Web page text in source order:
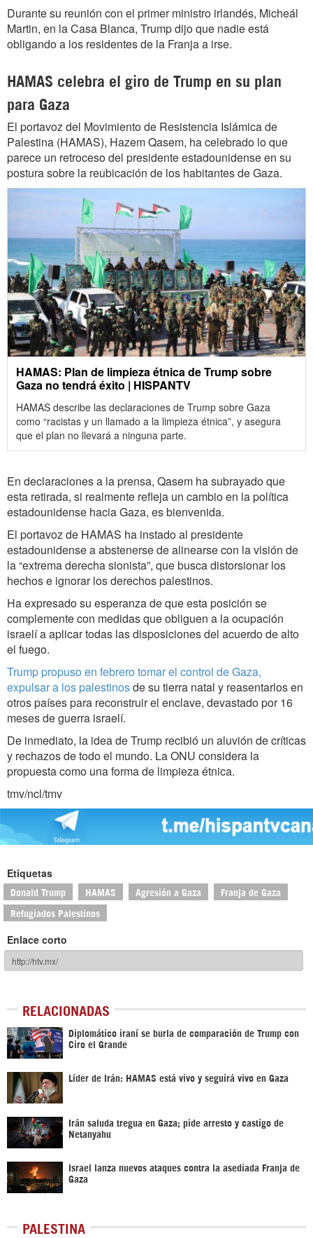
Durante su reunión con el primer ministro irlandés, Micheál
Martin, en la Casa Blanca, Trump dijo que nadie está
obligando a los residentes de la Franja a irse.
HAMAS celebra el giro de Trump en su plan
para Gaza
El portavoz del Movimiento de Resistencia Islámica de
Palestina (HAMAS), Hazem Qasem, ha celebrado lo que
parece un retroceso del presidente estadounidense en su
postura sobre la reubicación de los habitantes de Gaza.
HAMAS: Plan de limpieza étnica de Trump sobre
Gaza no tendrá éxito | HISPANTV
HAMAS describe las declaraciones de Trump sobre Gaza
como “racistas y un llamado a la limpieza étnica”, y asegura
que el plan no llevará a ninguna parte.
En declaraciones a la prensa, Qasem ha subrayado que
esta retirada, si realmente refleja un cambio en la política
estadounidense hacia Gaza, es bienvenida.
El portavoz de HAMAS ha instado al presidente
estadounidense a abstenerse de alinearse con la visión de
la “extrema derecha sionista”, que busca distorsionar los
hechos e ignorar los derechos palestinos.
Ha expresado su esperanza de que esta posición se
complemente con medidas que obliguen a la ocupación
israelí a aplicar todas las disposiciones del acuerdo de alto
el fuego.
Trump propuso en febrero tomar el control de Gaza,
expulsar a los palestinosde su tierra natal y reasentarlos en
otros países para reconstruir el enclave, devastado por 16
meses de guerra israelí.
De inmediato, la idea de Trump recibió un aluvión de críticas
y rechazos de todo el mundo. La ONU considera la
propuesta como una forma de limpieza étnica.
tmv/ncl/tmv
Etiquetas
Donald Trump HAMAS Agresión a Gaza Franja de Gaza
Refugiados Palestinos
Enlace corto
RELACIONADAS
Diplomático iraní se burla de comparación de Trump con
Ciro el Grande
Líder de Irán: HAMAS está vivo y seguirá vivo en Gaza
Irán saluda tregua en Gaza; pide arresto y castigo de
Netanyahu
Israel lanza nuevos ataques contra la asediada Franja de
Gaza
PALESTINA